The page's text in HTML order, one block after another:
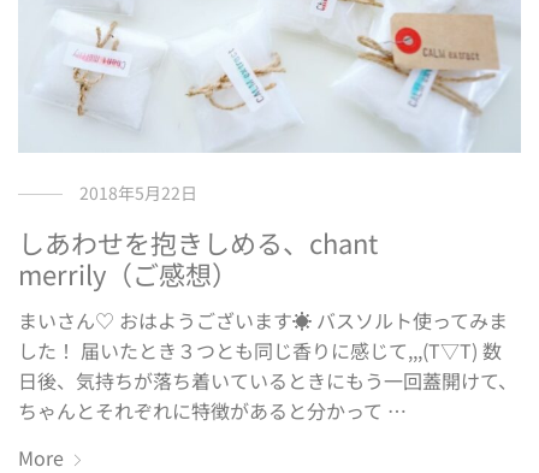
2018年5月22日
しあわせを抱きしめる、chant
merrily（ご感想）
まいさん♡ おはようございます☀ バスソルト使ってみま
した！ 届いたとき３つとも同じ香りに感じて,,,(T▽T) 数
日後、気持ちが落ち着いているときにもう一回蓋開けて、
ちゃんとそれぞれに特徴があると分かって …
More